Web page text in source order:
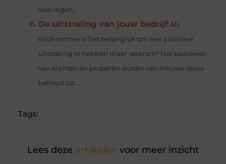
veel regen...
De uitstraling van jouw bedrijf Als
ondernemer is het belangrijk om een positieve
uitstraling te hebben maar waarom? Het bezoeken
van klanten en proberen sluiten van nieuwe deals
behoort tot...
Tags:
Lees deze artikelen voor meer inzicht